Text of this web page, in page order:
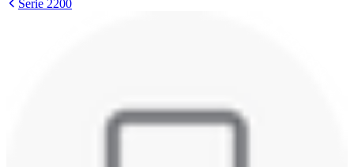
Serie 2200